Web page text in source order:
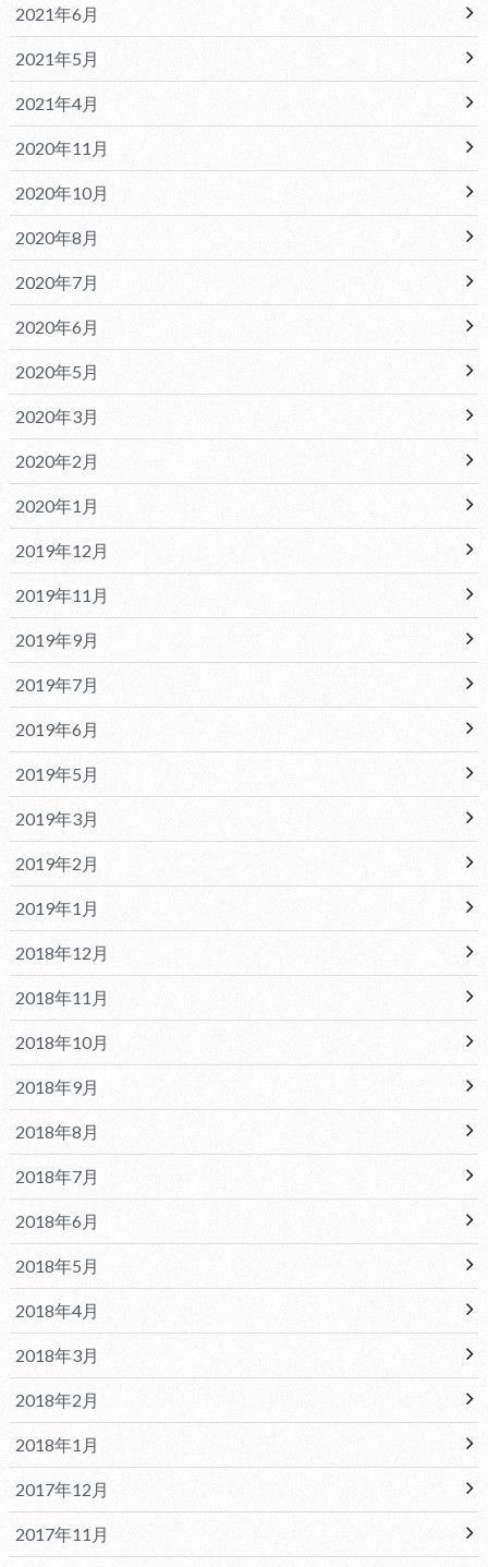
2021年6月
2021年5月
2021年4月
2020年11月
2020年10月
2020年8月
2020年7月
2020年6月
2020年5月
2020年3月
2020年2月
2020年1月
2019年12月
2019年11月
2019年9月
2019年7月
2019年6月
2019年5月
2019年3月
2019年2月
2019年1月
2018年12月
2018年11月
2018年10月
2018年9月
2018年8月
2018年7月
2018年6月
2018年5月
2018年4月
2018年3月
2018年2月
2018年1月
2017年12月
2017年11月